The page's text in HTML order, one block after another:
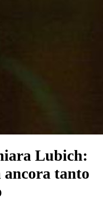
Lubich:
ancora tanto